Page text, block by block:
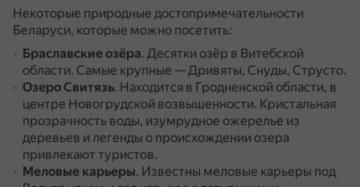
Некоторые природные достопримечательности
Беларуси, которые можно посетить:
Браславские озёра. Десятки озёр в Витебской
области. Самые крупные — Дривяты, Снуды, Струсто.
Озеро Свитязь. Находится в Гродненской области, в
центре Новогрудской возвышенности. Кристальная
прозрачность воды, изумрудное ожерелье из
деревьев и легенды о происхождении озера
привлекают туристов.
Меловые карьеры. Известны меловые карьеры под